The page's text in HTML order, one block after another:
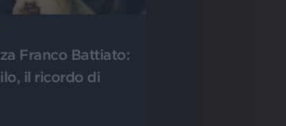
Franco Battiato:
il ricordo di